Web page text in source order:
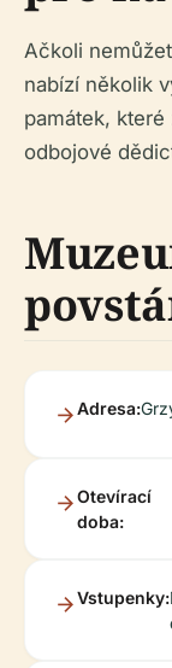
Ačkoli
nabízí několik
památek,
odbojové
Adresa:
Otevírací
doba:
Vstupenky: